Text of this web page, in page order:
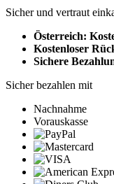
Sicher und vertraut
Österreich:
Kostenloser
Sichere
Sicher bezahlen mit
Nachnahme
Vorauskasse